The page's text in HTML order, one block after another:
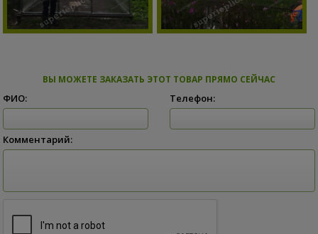
ВЫ МОЖЕТЕ ЗАКАЗАТЬ ЭТОТ ТОВАР ПРЯМО СЕЙЧАС
ФИО: Телефон:
Комментарий: